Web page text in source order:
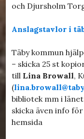
och Djursholm
Anslagstavlor i
Täby kommun
– skicka 25 st
till Lina Browall,
(
bibliotek mm i länet
skicka även info
hemsida